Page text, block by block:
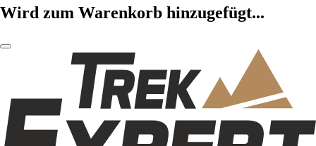
Wird zum Warenkorb hinzugefügt...